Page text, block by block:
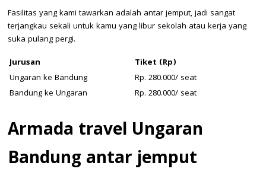
Fasilitas yang kami tawarkan adalah antar jemput, jadi sangat
terjangkau sekali untuk kamu yang libur sekolah atau kerja yang
suka pulang pergi.
Jurusan
Tiket (Rp)
Ungaran ke Bandung
Rp. 280.000/ seat
Bandung ke Ungaran
Rp. 280.000/ seat
Armada travel Ungaran
Bandung antar jemput